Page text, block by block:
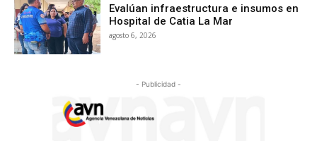
Evalúan infraestructura e insumos en
Hospital de Catia La Mar
agosto 6, 2026
- Publicidad -